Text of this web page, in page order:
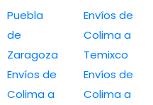
Puebla
de
Zaragoza
Envíos de
Colima a
Envíos de
Colima a
Temixco
Envíos de
Colima a